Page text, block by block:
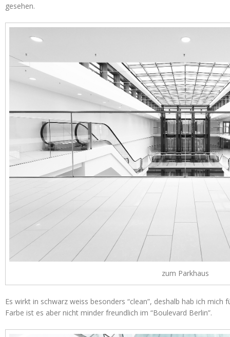
gesehen.
zum Parkhaus
Es wirkt in schwarz weiss besonders “clean”, deshalb hab ich mich
Farbe ist es aber nicht minder freundlich im “Boulevard Berlin”.